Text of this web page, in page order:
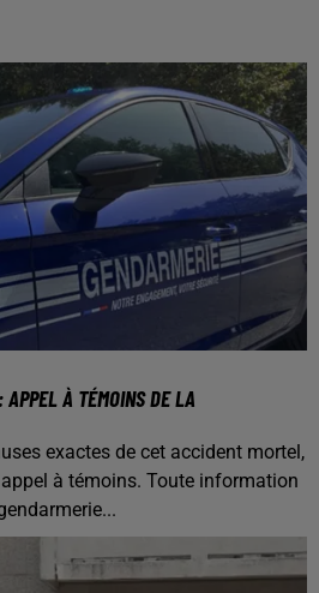
À TÉMOINS DE LA
exactes de cet accident mortel,
à témoins. Toute information